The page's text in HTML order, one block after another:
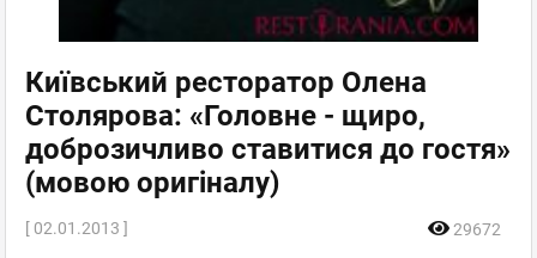
Київський ресторатор Олена
Столярова: «Головне - щиро,
доброзичливо ставитися до гостя»
(мовою оригіналу)
[ 02.01.2013 ]
29672